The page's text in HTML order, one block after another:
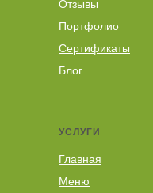
УСЛУГИ
Главная
Меню
Отзывы
Портфолио
Сертификаты
Блог